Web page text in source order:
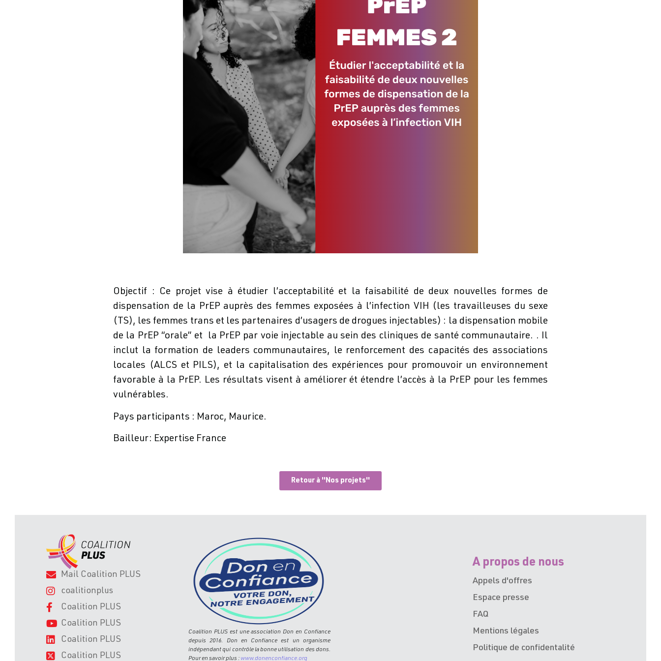
Objectif : Ce projet vise à étudier l’acceptabilité et la faisabilité de deux nouvelles formes de
dispensation de la PrEP auprès des femmes exposées à l’infection VIH (les travailleuses du sexe
(TS), les femmes trans et les partenaires d’usagers de drogues injectables) : la dispensation mobile
de la PrEP “orale” et la PrEP par voie injectable au sein des cliniques de santé communautaire. . Il
inclut la formation de leaders communautaires, le renforcement des capacités des associations
locales (ALCS et PILS), et la capitalisation des expériences pour promouvoir un environnement
favorable à la PrEP. Les résultats visent à améliorer ét étendre l’accès à la PrEP pour les femmes
vulnérables.
Pays participants : Maroc, Maurice.
Bailleur: Expertise France
Retour à ''Nos projets''
Mail Coalition PLUS
coalitionplus
Coalition PLUS
Coalition PLUS
Coalition PLUS
Coalition PLUS
Coalition PLUS est une association Don en Confiance
depuis 2016. Don en Confiance est un organisme
indépendant qui contrôle la bonne utilisation des dons.
Pour en savoir plus : www.donenconfiance.org
A propos de nous
Appels d'offres
Espace presse
FAQ
Mentions légales
Politique de confidentalité